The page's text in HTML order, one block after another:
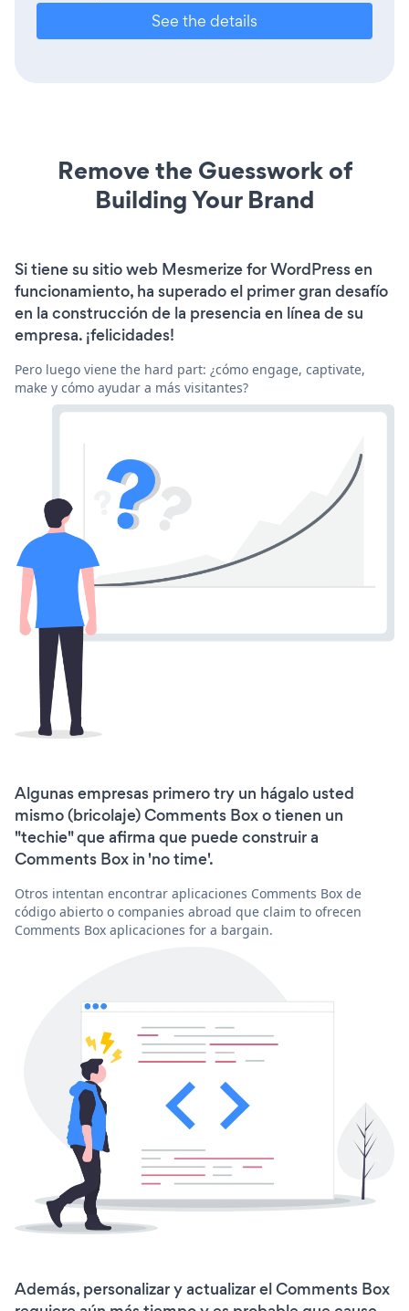
See the details
Remove the Guesswork of
Building Your Brand
Si tiene su sitio web Mesmerize for WordPress en
funcionamiento, ha superado el primer gran desafío
en la construcción de la presencia en línea de su
empresa. ¡felicidades!
Pero luego viene the hard part: ¿cómo engage, captivate,
make y cómo ayudar a más visitantes?
Algunas empresas primero try un hágalo usted
mismo (bricolaje) Comments Box o tienen un
"techie" que afirma que puede construir a
Comments Box in 'no time'.
Otros intentan encontrar aplicaciones Comments Box de
código abierto o companies abroad que claim to ofrecen
Comments Box aplicaciones for a bargain.
Además, personalizar y actualizar el Comments Box